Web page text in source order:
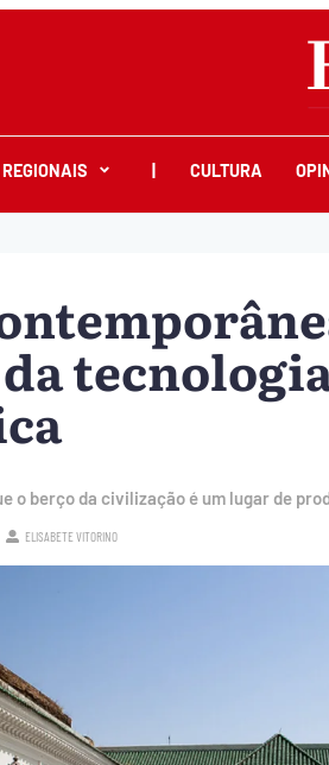
REGIONAIS CULTURA
o berço da civilização é um lugar de
ELISABETE VITORINO